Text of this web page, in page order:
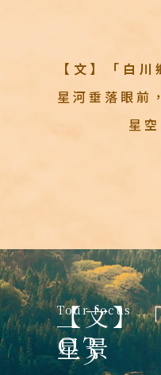
【文】「白
星河垂落眼前
星
【秘】
犬山有
【文】
星景
金太郎
【紅】
美之原
Tour focus
03